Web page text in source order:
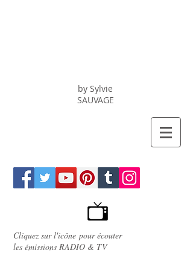
by Sylvie
SAUVAGE
Cliquez sur l'icône pour écouter
les émissions RADIO & TV